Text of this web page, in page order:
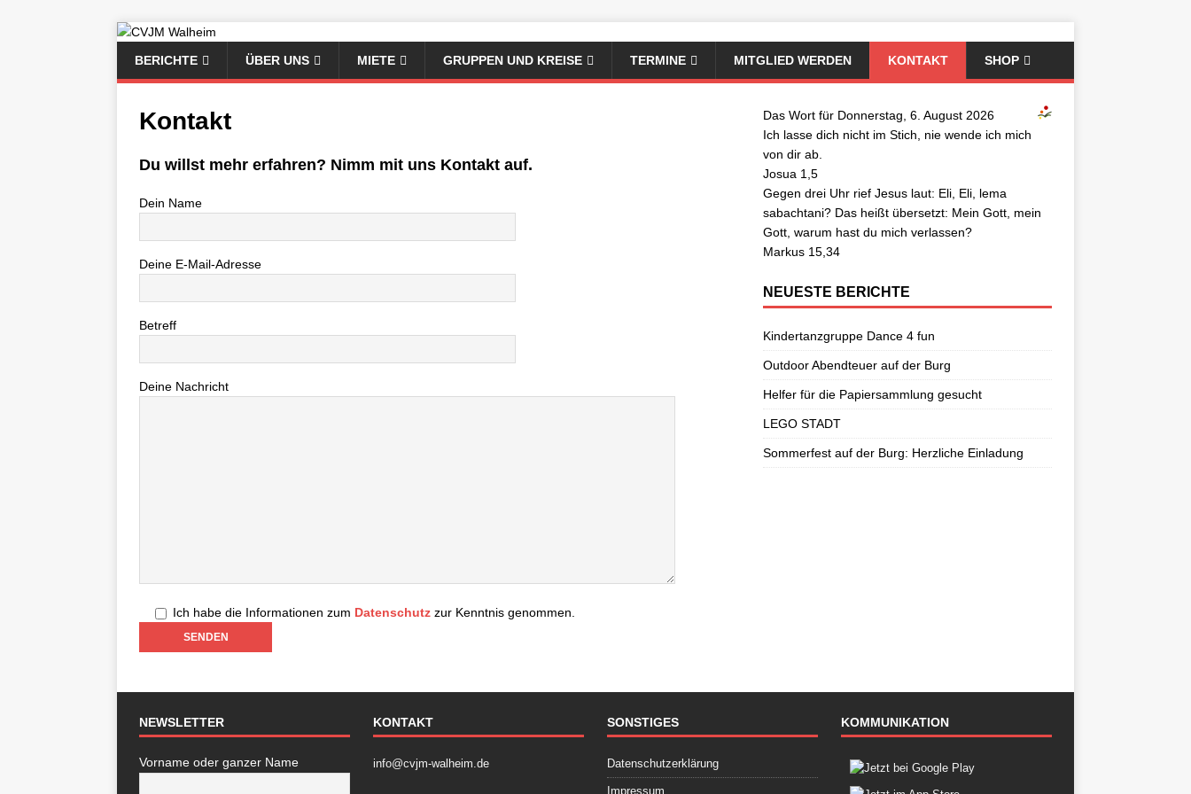
BERICHTE ÜBER UNS MIETE GRUPPEN UND KREISE TERMINE MITGLIED WERDEN KONTAKT SHOP
Kontakt
Du willst mehr erfahren? Nimm mit uns Kontakt auf.
Dein Name
Deine E-Mail-Adresse
Betreff
Deine Nachricht
Ich habe die Informationen zum Datenschutz zur Kenntnis genommen.
Das Wort für Donnerstag, 6. August 2026
Ich lasse dich nicht im Stich, nie wende ich mich
von dir ab.
Josua 1,5
Gegen drei Uhr rief Jesus laut: Eli, Eli, lema
sabachtani? Das heißt übersetzt: Mein Gott, mein
Gott, warum hast du mich verlassen?
Markus 15,34
NEUESTE BERICHTE
Kindertanzgruppe Dance 4 fun
Outdoor Abendteuer auf der Burg
Helfer für die Papiersammlung gesucht
LEGO STADT
Sommerfest auf der Burg: Herzliche Einladung
NEWSLETTER
Vorname oder ganzer Name
KONTAKT
info@cvjm-walheim.de
SONSTIGES
Datenschutzerklärung
Impressum
KOMMUNIKATION